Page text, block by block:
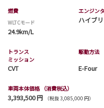
燃費
WLTCモード
24.9km/L
エンジン
ハイブ
トランス
ミッション
CVT
駆動方法
E-Four
車両本体価格 （消費税込）
3,393,500 円 （税抜 3,085,000 円）